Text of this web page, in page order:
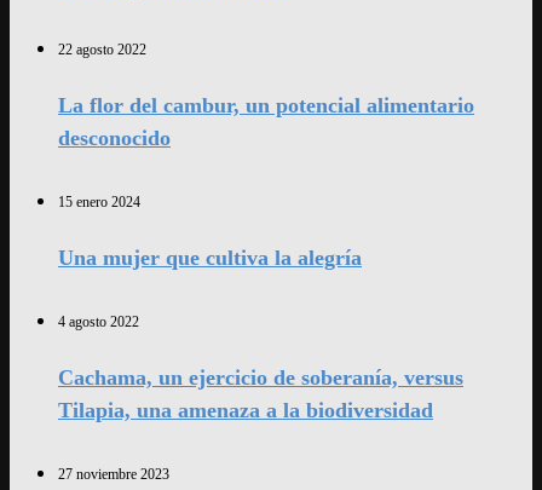
22 agosto 2022
La flor del cambur, un potencial alimentario
desconocido
15 enero 2024
Una mujer que cultiva la alegría
4 agosto 2022
Cachama, un ejercicio de soberanía, versus
Tilapia, una amenaza a la biodiversidad
27 noviembre 2023